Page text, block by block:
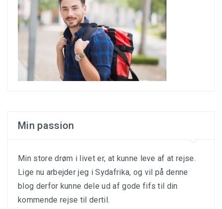
Min passion
Min store drøm i livet er, at kunne leve af at rejse.
Lige nu arbejder jeg i Sydafrika, og vil på denne
blog derfor kunne dele ud af gode fifs til din
kommende rejse til dertil.